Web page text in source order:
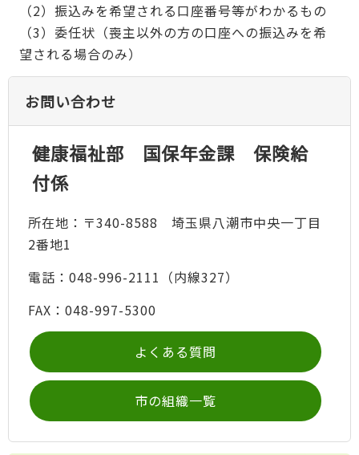
（2）振込みを希望される口座番号等がわかるもの
（3）委任状（喪主以外の方の口座への振込みを希
望される場合のみ）
お問い合わせ
健康福祉部 国保年金課 保険給
付係
所在地：〒340-8588 埼玉県八潮市中央一丁目
2番地1
電話：048-996-2111（内線327）
FAX：048-997-5300
よくある質問
市の組織一覧